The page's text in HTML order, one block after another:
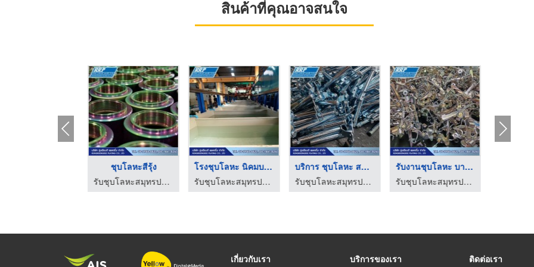
สินค้าที่คุณอาจสนใจ
ชุบโลหะสีรุ้ง
รับชุบโลหะสมุทรปราการ – รุ่งเรืองดีเพลทติ้ง
โรงชุบโลหะ นิคมบางปู
รับชุบโลหะสมุทรปราการ – รุ่งเรืองดีเพลทติ้ง
บริการ ชุบโลหะ สมุทร ...
รับชุบโลหะสมุทรปราการ – รุ่งเรืองดีเพลทติ้ง
รับงานชุบโลหะ บางพลี
รับชุบโลหะสมุทรปราการ – รุ่งเรืองดีเพลทติ้ง
เกี่ยวกับเรา บริการของเรา ติดต่อเรา